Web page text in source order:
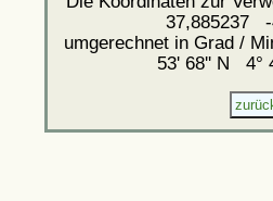
37,885237 -
umgerechnet in Grad /
53' 68'' N 4°